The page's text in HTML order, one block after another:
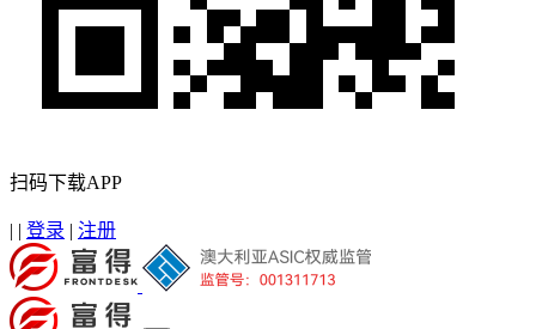
扫码下载APP
| | 登录 | 注册